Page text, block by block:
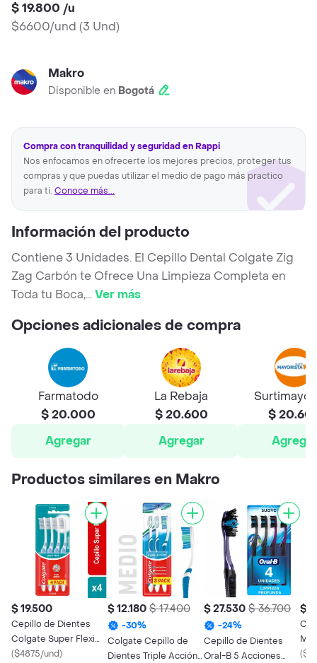
$ 19.800 /u
$6600/und (3 Und)
Makro
Disponible en Bogotá
Compra con tranquilidad y seguridad en Rappi
Nos enfocamos en ofrecerte los mejores precios, proteger tus
compras y que puedas utilizar el medio de pago más practico
para ti. Conoce más...
Información del producto
Contiene 3 Unidades. El Cepillo Dental Colgate Zig
Zag Carbón te Ofrece Una Limpieza Completa en
Toda tu Boca,...Ver más
Opciones adicionales de compra
Farmatodo
$ 20.000
Agregar
La Rebaja
$ 20.600
Agregar
$
Agregar
Productos similares en Makro
$ 19.500
Cepillo de Dientes
Colgate Super Flexi
Suave x4und
($4875/und)
$ 12.180 $ 17.400
-30%
Colgate Cepillo de
Dientes Triple Acción
$ 27.530 $ 36.700
-24%
Cepillo de Dientes
Oral-B 5 Acciones
$
(